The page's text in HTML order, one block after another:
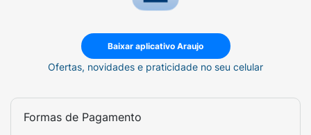
Baixar aplicativo Araujo
Ofertas, novidades e praticidade no seu celular
Formas de Pagamento